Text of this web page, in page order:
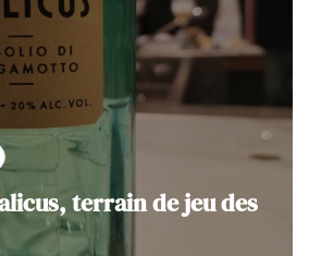
terrain de jeu des